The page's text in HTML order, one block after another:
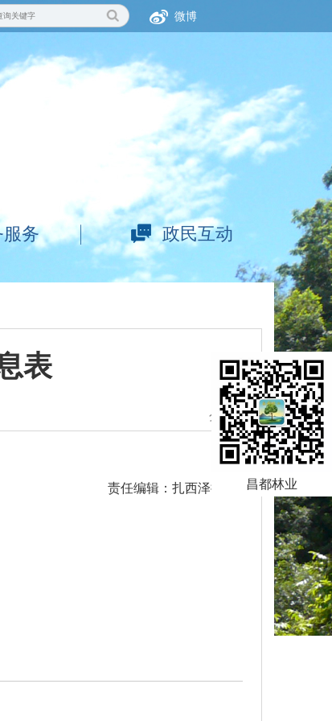
微博
务 政民互动
表
分享：
责任编辑：扎西泽措 昌都林业